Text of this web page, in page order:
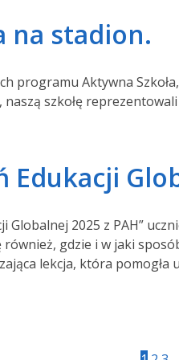
na stadion.
programu Aktywna
naszą szkołę
Edukacji
Globalnej 2025 z PAH”
również, gdzie i w jaki
lekcja, która